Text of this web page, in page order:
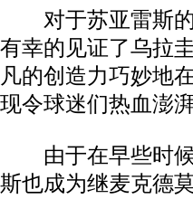
对于苏亚雷斯的
有幸的见证了乌拉
凡的创造力巧妙地
现令球迷们热血澎
由于在早些时候
斯也成为继麦克德